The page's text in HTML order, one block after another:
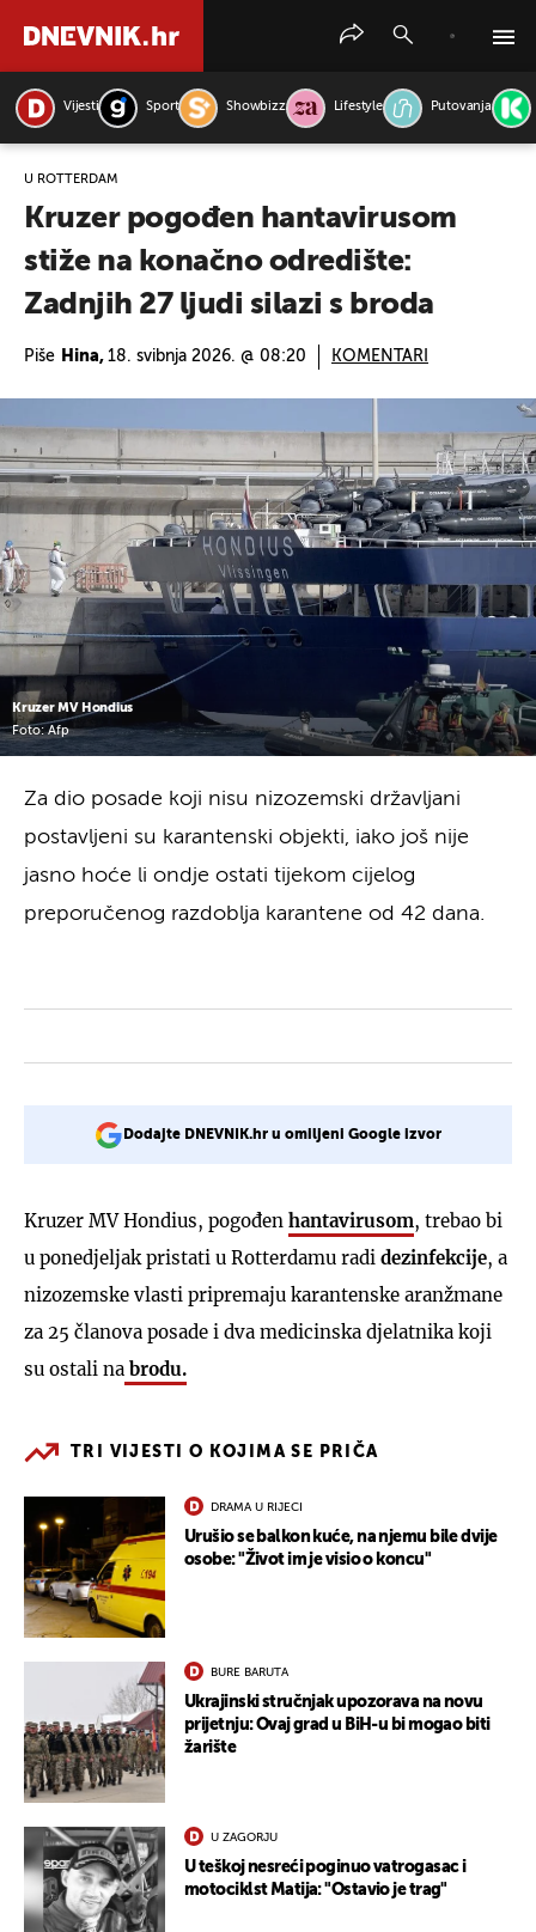
Vijesti Sport Showbizz Lifestyle Putovanja
U ROTTERDAM
Kruzer pogođen hantavirusom
stiže na konačno odredište:
Zadnjih 27 ljudi silazi s broda
Piše Hina, 18. svibnja 2026. @ 08:20 KOMENTARI
Kruzer MV Hondius
Foto: Afp
Za dio posade koji nisu nizozemski državljani
postavljeni su karantenski objekti, iako još nije
jasno hoće li ondje ostati tijekom cijelog
preporučenog razdoblja karantene od 42 dana.
Dodajte DNEVNIK.hr u omiljeni Google izvor
Kruzer MV Hondius, pogođen hantavirusom, trebao bi
u ponedjeljak pristati u Rotterdamu radi dezinfekcije, a
nizozemske vlasti pripremaju karantenske aranžmane
za 25 članova posade i dva medicinska djelatnika koji
su ostali na brodu.
TRI VIJESTI O KOJIMA SE PRIČA
DRAMA U RIJECI
Urušio se balkon kuće, na njemu bile dvije
osobe: "Život im je visio o koncu"
BURE BARUTA
Ukrajinski stručnjak upozorava na novu
prijetnju: Ovaj grad u BiH-u bi mogao biti
žarište
U ZAGORJU
U teškoj nesreći poginuo vatrogasac i
motociklst Matija: "Ostavio je trag"
PRETRAŽITE VIJESTI